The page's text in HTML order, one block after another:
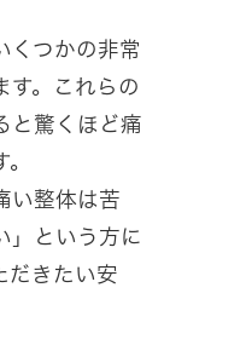
くつかの非常
す。これらの
と驚くほど痛
い整体は苦
」という方に
だきたい安